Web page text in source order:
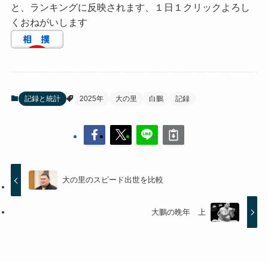
と、ランキングに反映されます、１日１クリックよろし
くおねがいします
記録と統計 2025年 大の里 白鵬 記録
大の里のスピード出世を比較
大鵬の晩年 上